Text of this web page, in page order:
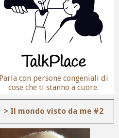
Parla con persone congeniali di
cose che ti stanno a cuore.
> Il mondo visto da me #2